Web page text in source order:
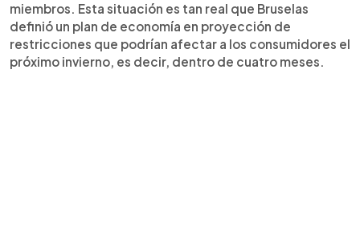
miembros. Esta situación es tan real que Bruselas
definió un plan de economía en proyección de
restricciones que podrían afectar a los consumidores el
próximo invierno, es decir, dentro de cuatro meses.